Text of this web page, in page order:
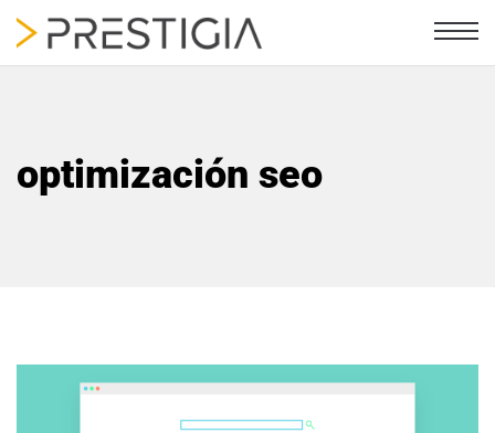
optimización seo